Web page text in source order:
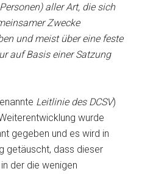
aller Art, die sich
Zwecke
und meist über eine feste
auf Basis einer Satzung
Leitlinie des DCSV)
wurde
gegeben und es wird in
getäuscht, dass dieser
der die wenigen